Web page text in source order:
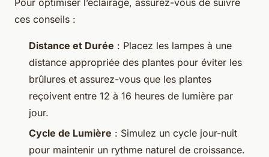
ces conseils :
Distance et Durée : Placez les lampes à une
distance appropriée des plantes pour éviter les
brûlures et assurez-vous que les plantes
reçoivent entre 12 à 16 heures de lumière par
jour.
Cycle de Lumière : Simulez un cycle jour-nuit
pour maintenir un rythme naturel de croissance.